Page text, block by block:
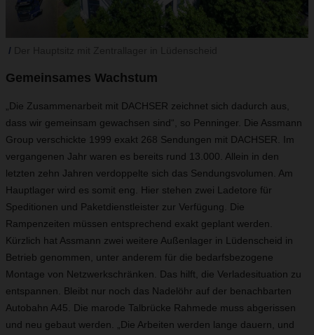
Gemeinsames Wachstum
„Die Zusammenarbeit mit DACHSER zeichnet sich dadurch aus,
dass wir gemeinsam gewachsen sind“, so Penninger. Die Assmann
Group verschickte 1999 exakt 268 Sendungen mit DACHSER. Im
vergangenen Jahr waren es bereits rund 13.000. Allein in den
letzten zehn Jahren verdoppelte sich das Sendungsvolumen. Am
Hauptlager wird es somit eng. Hier stehen zwei Ladetore für
Speditionen und Paketdienstleister zur Verfügung. Die
Rampenzeiten müssen entsprechend exakt geplant werden.
Kürzlich hat Assmann zwei weitere Außenlager in Lüdenscheid in
Betrieb genommen, unter anderem für die bedarfsbezogene
Montage von Netzwerkschränken. Das hilft, die Verladesituation zu
entspannen. Bleibt nur noch das Nadelöhr auf der benachbarten
Autobahn A45. Die marode Talbrücke Rahmede muss abgerissen
und neu gebaut werden. „Die Arbeiten werden lange dauern, und